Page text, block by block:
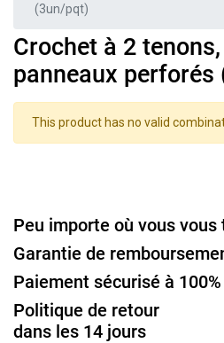
(3un/pqt)
Crochet à 2
panneaux perforés
This product has no valid
Peu importe où vous
Garantie de
Paiement sécurisé à 100%
Politique de retour
dans les 14 jours